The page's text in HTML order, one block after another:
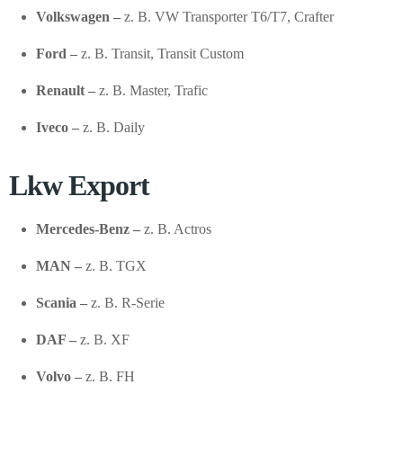
Volkswagen – z. B. VW Transporter T6/T7, Crafter
Ford – z. B. Transit, Transit Custom
Renault – z. B. Master, Trafic
Iveco – z. B. Daily
Lkw Export
Mercedes-Benz – z. B. Actros
MAN – z. B. TGX
Scania – z. B. R-Serie
DAF – z. B. XF
Volvo – z. B. FH